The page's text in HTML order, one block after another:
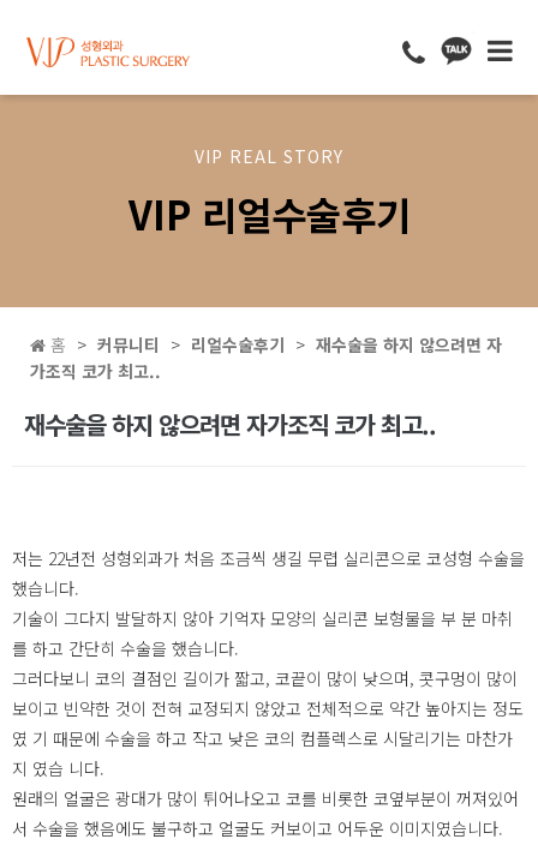
VIP REAL STORY
VIP 리얼수술후기
홈 커뮤니티 리얼수술후기
재수술을 하지 않으려면 자
가조직 코가 최고..
재수술을 하지 않으려면 자가조직 코가 최고..
저는 22년전 성형외과가 처음 조금씩 생길 무렵 실리콘으로 코성형 수술을
했습니다.
기술이 그다지 발달하지 않아 기억자 모양의 실리콘 보형물을 부 분 마취
를 하고 간단히 수술을 했습니다.
그러다보니 코의 결점인 길이가 짧고, 코끝이 많이 낮으며, 콧구멍이 많이
보이고 빈약한 것이 전혀 교정되지 않았고 전체적으로 약간 높아지는 정도
였 기 때문에 수술을 하고 작고 낮은 코의 컴플렉스로 시달리기는 마찬가
지 였습 니다.
원래의 얼굴은 광대가 많이 튀어나오고 코를 비롯한 코옆부분이 꺼져있어
서 수술을 했음에도 불구하고 얼굴도 커보이고 어두운 이미지였습니다.